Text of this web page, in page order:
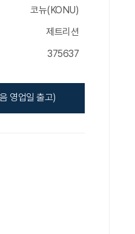
코뉴(KONU)
제트리션
375637
영업일 출고)